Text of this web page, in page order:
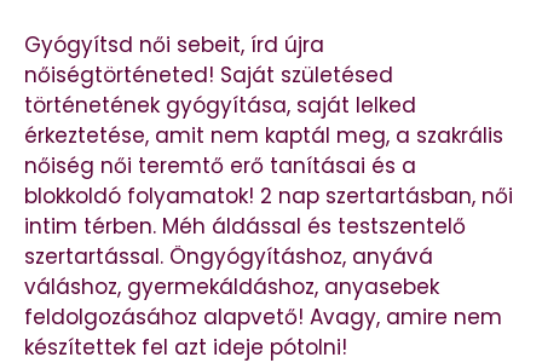
Gyógyítsd női sebeit, írd újra
nőiségtörténeted! Saját születésed
történetének gyógyítása, saját lelked
érkeztetése, amit nem kaptál meg, a szakrális
nőiség női teremtő erő tanításai és a
blokkoldó folyamatok! 2 nap szertartásban, női
intim térben. Méh áldással és testszentelő
szertartással. Öngyógyításhoz, anyává
váláshoz, gyermekáldáshoz, anyasebek
feldolgozásához alapvető! Avagy, amire nem
készítettek fel azt ideje pótolni!